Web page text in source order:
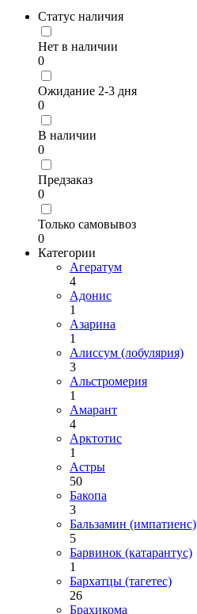
Статус наличия
Нет в наличии
0
Ожидание 2-3 дня
0
В наличии
0
Предзаказ
0
Только самовывоз
0
Категории
Агератум
4
Адонис
1
Азарина
1
Алиссум (лобулярия)
3
Альстромерия
1
Амарант
4
Арктотис
1
Астры
50
Бакопа
3
Бальзамин (импатиенс)
5
Барвинок (катарантус)
1
Бархатцы (тагетес)
26
Брахикома